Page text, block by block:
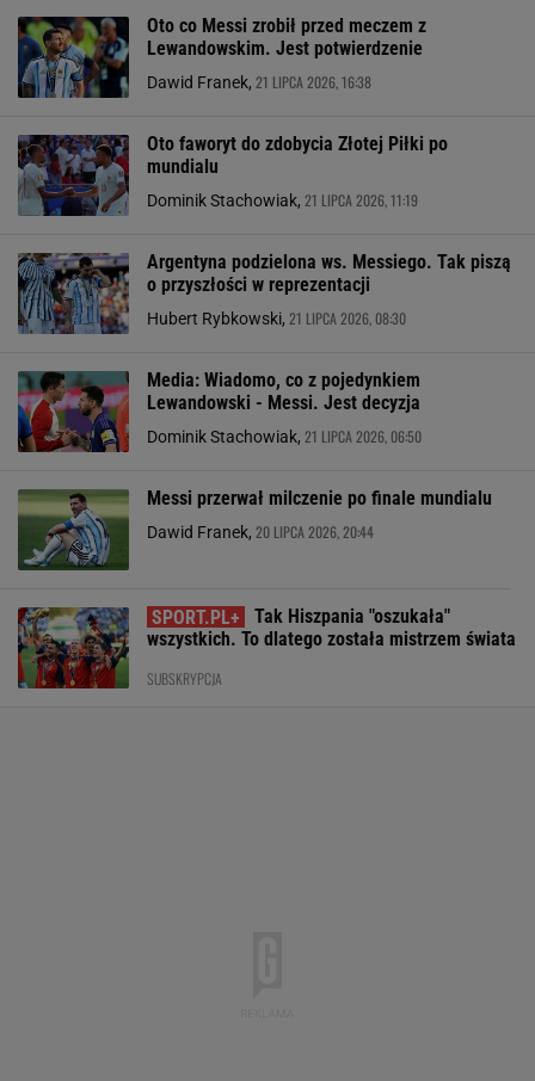
Oto co Messi zrobił przed meczem z
Lewandowskim. Jest potwierdzenie
Dawid Franek, 21 LIPCA 2026, 16:38
Oto faworyt do zdobycia Złotej Piłki po
mundialu
Dominik Stachowiak, 21 LIPCA 2026, 11:19
Argentyna podzielona ws. Messiego. Tak piszą
o przyszłości w reprezentacji
Hubert Rybkowski, 21 LIPCA 2026, 08:30
Media: Wiadomo, co z pojedynkiem
Lewandowski - Messi. Jest decyzja
Dominik Stachowiak, 21 LIPCA 2026, 06:50
Messi przerwał milczenie po finale mundialu
Dawid Franek, 20 LIPCA 2026, 20:44
Tak Hiszpania "oszukała"
wszystkich. To dlatego została mistrzem świata
SUBSKRYPCJA